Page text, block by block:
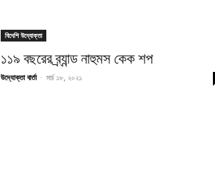
বিদেশি উদ্যোক্তা
১১৯ বছরের ব্র্যান্ড নাহুমস কেক শপ
উদ্যোক্তা বার্তা - মার্চ ১৮, ২০২১